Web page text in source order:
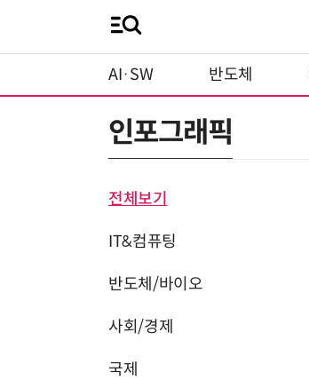
AI·SW 반도체
인포그래픽
전체보기
IT&컴퓨팅
반도체/바이오
사회/경제
국제